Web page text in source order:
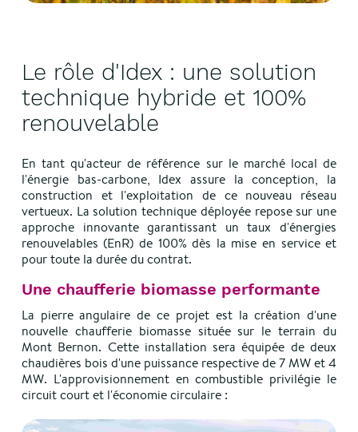
Le rôle d'Idex : une solution
technique hybride et 100%
renouvelable
En tant qu'acteur de référence sur le marché local de
l'énergie bas-carbone, Idex assure la conception, la
construction et l'exploitation de ce nouveau réseau
vertueux. La solution technique déployée repose sur une
approche innovante garantissant un taux d'énergies
renouvelables (EnR) de 100% dès la mise en service et
pour toute la durée du contrat.
Une chaufferie biomasse performante
La pierre angulaire de ce projet est la création d'une
nouvelle chaufferie biomasse située sur le terrain du
Mont Bernon. Cette installation sera équipée de deux
chaudières bois d'une puissance respective de 7 MW et 4
MW. L'approvisionnement en combustible privilégie le
circuit court et l'économie circulaire :